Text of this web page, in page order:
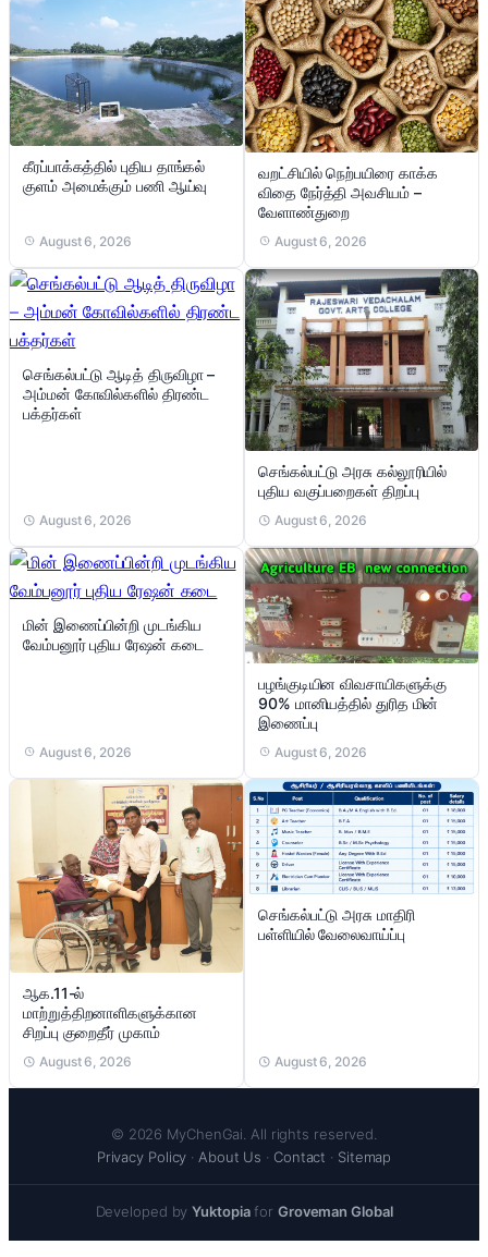
கீரப்பாக்கத்தில் புதிய தாங்கல்
குளம் அமைக்கும் பணி ஆய்வு
August 6, 2026
வறட்சியில் நெற்பயிரை காக்க
விதை நேர்த்தி அவசியம் –
வேளாண்துறை
August 6, 2026
செங்கல்பட்டு ஆடித் திருவிழா –
அம்மன் கோவில்களில் திரண்ட
பக்தர்கள்
August 6, 2026
செங்கல்பட்டு அரசு கல்லூரியில்
புதிய வகுப்பறைகள் திறப்பு
August 6, 2026
மின் இணைப்பின்றி முடங்கிய
வேம்பனூர் புதிய ரேஷன் கடை
August 6, 2026
பழங்குடியின விவசாயிகளுக்கு
90% மானியத்தில் துரித மின்
இணைப்பு
August 6, 2026
ஆக.11-ல்
மாற்றுத்திறனாளிகளுக்கான
சிறப்பு குறைதீர் முகாம்
August 6, 2026
செங்கல்பட்டு அரசு மாதிரி
பள்ளியில் வேலைவாய்ப்பு
August 6, 2026
© 2026 MyChenGai. All rights reserved.
Privacy Policy · About Us · Contact · Sitemap
Developed byYuktopiafor Groveman Global